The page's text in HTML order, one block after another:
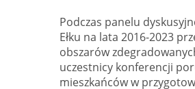
Podczas panelu
Ełku na lata 2016-2023
obszarów
uczestnicy konferencji
mieszkańców w